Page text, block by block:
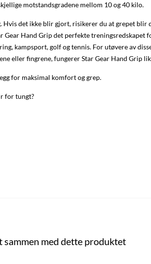
motstandsgradene mellom 10 og 40 kilo.
det ikke blir gjort, risikerer du at grepet
Hand Grip det perfekte
kampsport, golf og tennis. For utøvere av
eller fingrene, fungerer Star Gear Hand Grip
for maksimal komfort og grep.
for tungt?
sammen med dette produktet